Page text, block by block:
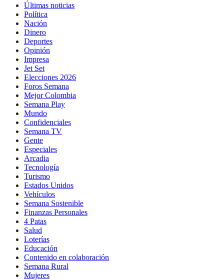
Últimas noticias
Política
Nación
Dinero
Deportes
Opinión
Impresa
Jet Set
Elecciones 2026
Foros Semana
Mejor Colombia
Semana Play
Mundo
Confidenciales
Semana TV
Gente
Especiales
Arcadia
Tecnología
Turismo
Estados Unidos
Vehículos
Semana Sostenible
Finanzas Personales
4 Patas
Salud
Loterías
Educación
Contenido en colaboración
Semana Rural
Mujeres